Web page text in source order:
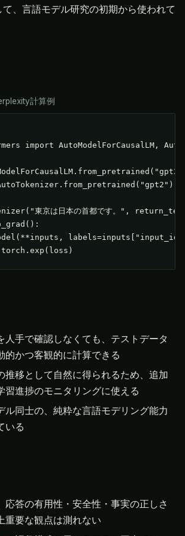
、言語モデル研究の初期から使われて
計算例
import AutoModelForCausalLM,
東京は日本の首都です。",
人手で確認しなくても、テストデータ
的かつ客観的に計算できる
推移として自然に得られるため、追加
習進捗のモニタリングに使える
ル同士の、純粋な言語モデリング能力
いる
応答の有用性・安全性・事実の正しさ
重要な観点は測れない